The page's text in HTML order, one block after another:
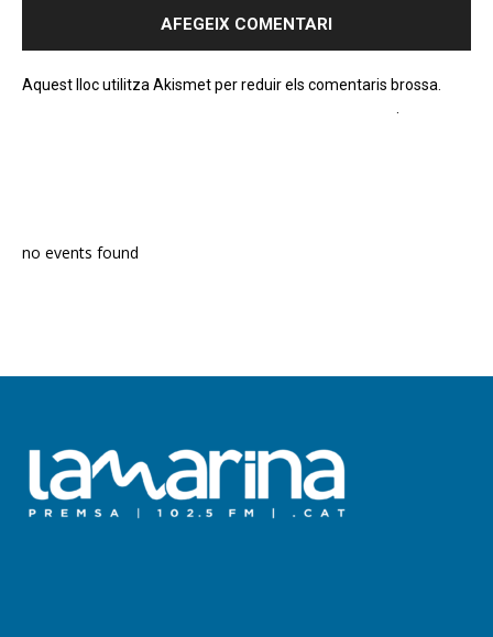
Aquest lloc utilitza Akismet per reduir els comentaris brossa.
.
no events found